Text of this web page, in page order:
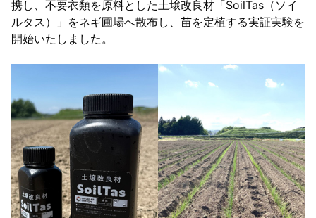
繊維リサイクル
鉱さい（ブラスト材）リサイクル
料金表
お知らせ
お客様の声
携し、不要衣類を原料とした土壌改良材「SoilTas（ソイ
ルタス）」をネギ圃場へ散布し、苗を定植する実証実験を
開始いたしました。